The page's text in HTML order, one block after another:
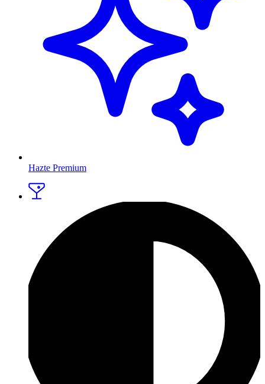
Hazte Premium